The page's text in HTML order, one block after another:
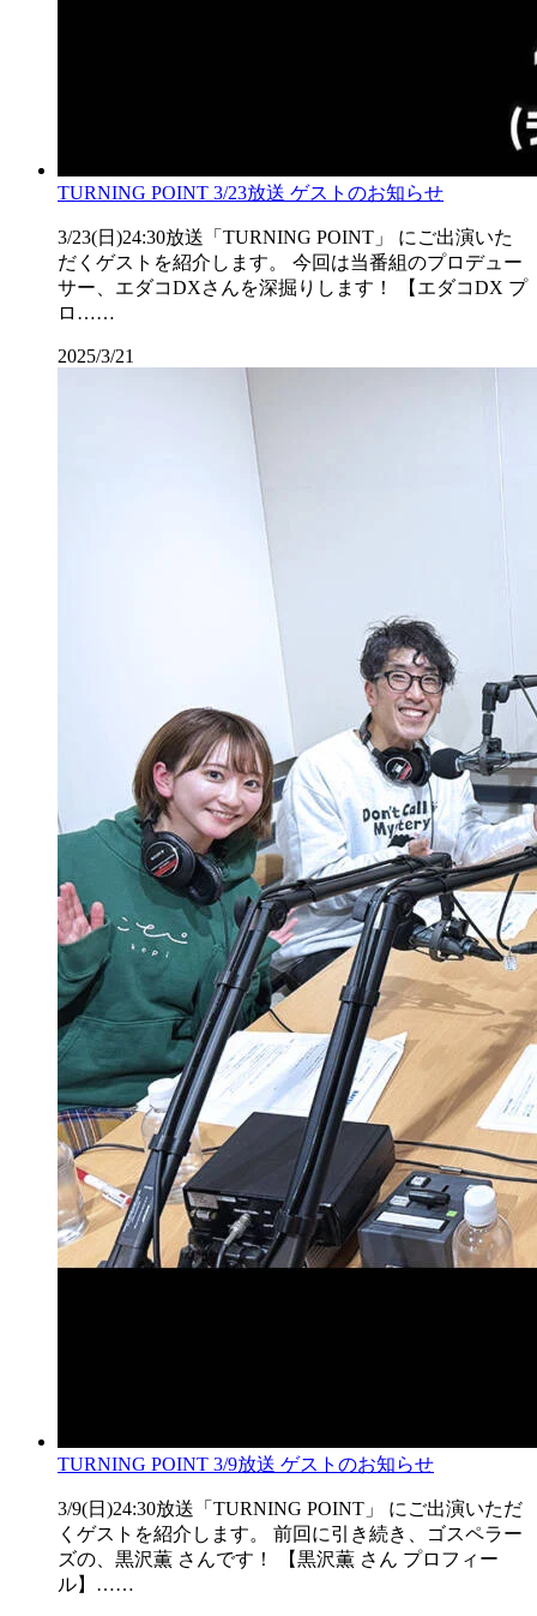
TURNING POINT 3/23放送 ゲストのお知らせ
3/23(日)24:30放送「TURNING POINT」 にご出演いた
だくゲストを紹介します。 今回は当番組のプロデュー
サー、エダコDXさんを深掘りします！ 【エダコDX プ
ロ……
2025/3/21
TURNING POINT 3/9放送 ゲストのお知らせ
3/9(日)24:30放送「TURNING POINT」 にご出演いただ
くゲストを紹介します。 前回に引き続き、ゴスペラー
ズの、黒沢薫 さんです！ 【黒沢薫 さん プロフィー
ル】……